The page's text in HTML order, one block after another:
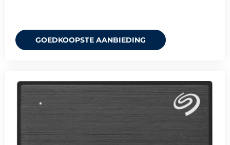
GOEDKOOPSTE AANBIEDING